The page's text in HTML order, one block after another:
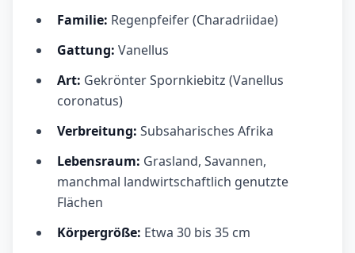
Familie: Regenpfeifer (Charadriidae)
Gattung: Vanellus
Art: Gekrönter Spornkiebitz (Vanellus
coronatus)
Verbreitung: Subsaharisches Afrika
Lebensraum: Grasland, Savannen,
manchmal landwirtschaftlich genutzte
Flächen
Körpergröße: Etwa 30 bis 35 cm